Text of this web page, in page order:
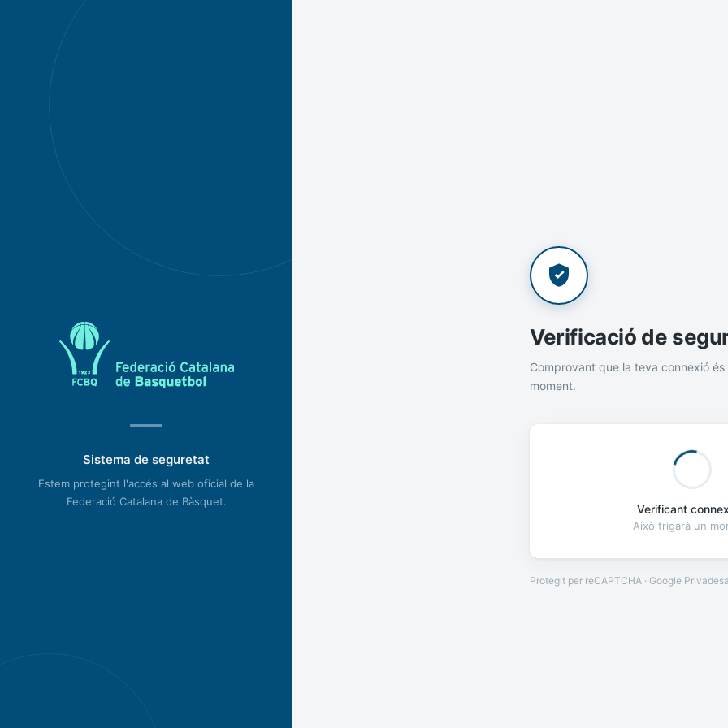
Sistema de seguretat
Estem protegint l'accés al web oficial de la
Federació Catalana de Bàsquet.
Verificació de
Comprovant que la teva connexió és
moment.
Verificant
Això trigarà un
Protegit per reCAPTCHA · Google Privadesa